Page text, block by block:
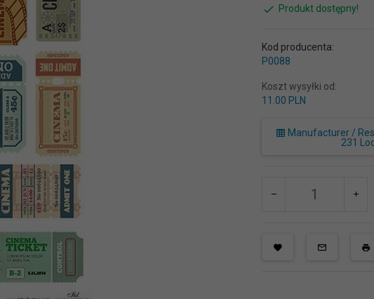
Produkt dostępny!
Kod producenta:
P0088
Koszt wysyłki od:
11.00 PLN
Manufacturer /
231